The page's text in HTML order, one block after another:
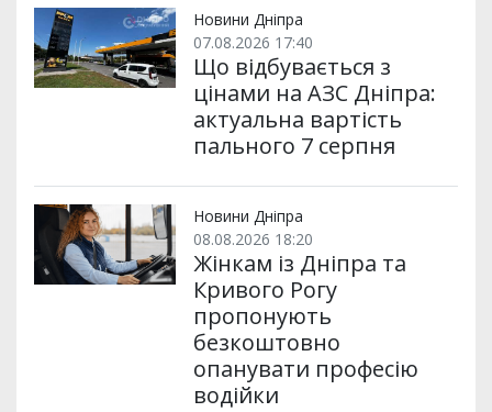
и k m p
Новини Дніпра
07.08.2026 17:40
Що відбувається з
цінами на АЗС Дніпра:
актуальна вартість
пального 7 серпня
Новини Дніпра
08.08.2026 18:20
Жінкам із Дніпра та
Кривого Рогу
пропонують
безкоштовно
опанувати професію
водійки